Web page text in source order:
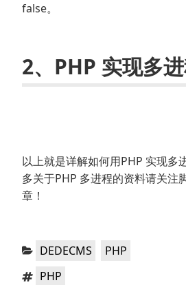
false。
2、PHP 实现多
以上就是详解如何用PHP 实现多
多关于PHP 多进程的资料请关注
章！
分
DEDECMS ，PHP
标 PHP